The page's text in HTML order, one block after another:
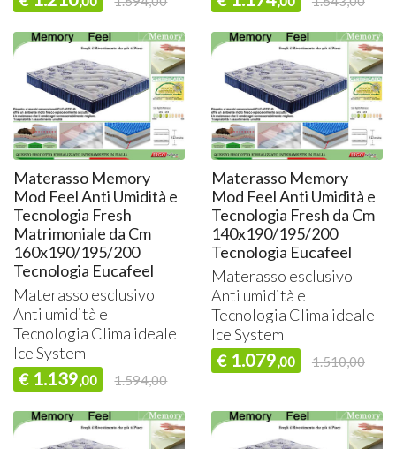
Materasso Memory
Mod Feel Anti Umidità e
Tecnologia Fresh
Matrimoniale da Cm
160x190/195/200
Tecnologia Eucafeel
Materasso esclusivo
Anti umidità e
Tecnologia Clima ideale
Ice System
€ 1.139,00 1.594,00
Materasso Memory
Mod Feel Anti Umidità e
Tecnologia Fresh da Cm
140x190/195/200
Tecnologia Eucafeel
Materasso esclusivo
Anti umidità e
Tecnologia Clima ideale
Ice System
€ 1.079,00 1.510,00